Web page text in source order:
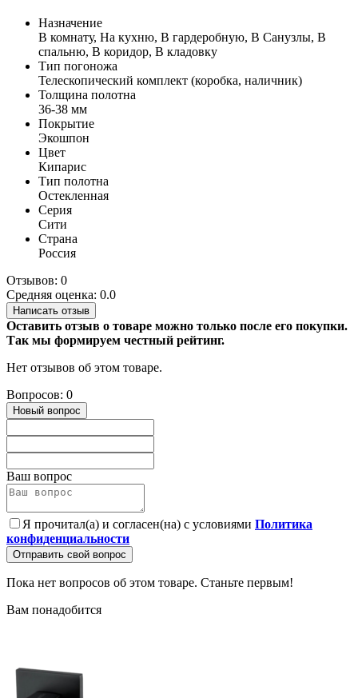
Назначение
В комнату, На кухню, В гардеробную, В Санузлы, В
спальню, В коридор, В кладовку
Тип погоножа
Телескопический комплект (коробка, наличник)
Толщина полотна
36-38 мм
Покрытие
Экошпон
Цвет
Кипарис
Тип полотна
Остекленная
Серия
Сити
Страна
Россия
Отзывов: 0
Средняя оценка: 0.0
Написать отзыв
Оставить отзыв о товаре можно только после его покупки.
Так мы формируем честный рейтинг.
Нет отзывов об этом товаре.
Вопросов: 0
Новый вопрос
Ваш вопрос
Я прочитал(а) и согласен(на) с условиями Политика
конфиденциальности
Отправить свой вопрос
Пока нет вопросов об этом товаре. Станьте первым!
Вам понадобится